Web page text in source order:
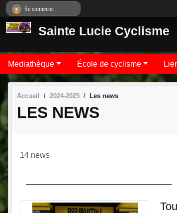
Sainte Lucie Cyclisme
Mediathèque École de cyclisme
Accueil 2024-2025 Les news
LES NEWS
14 news
Se connecter
Panneau de gestion des cookies